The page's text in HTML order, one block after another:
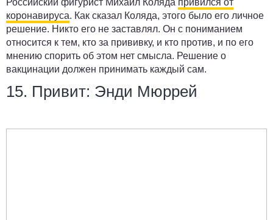
Российский фигурист Михаил Коляда привился от
коронавируса. Как сказал Коляда, этого было его личное
решение. Никто его не заставлял. Он с пониманием
относится к тем, кто за прививку, и кто против, и по его
мнению спорить об этом нет смысла. Решение о
вакцинации должен принимать каждый сам.
15. Привит: Энди Мюррей